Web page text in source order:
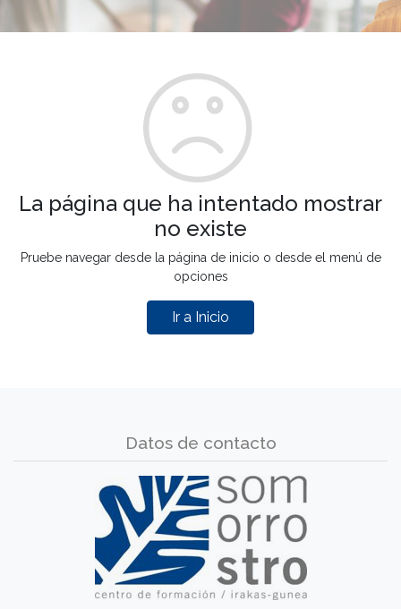
La página que ha intentado mostrar
no existe
Pruebe navegar desde la página de inicio o desde el menú de
opciones
Ir a Inicio
Datos de contacto